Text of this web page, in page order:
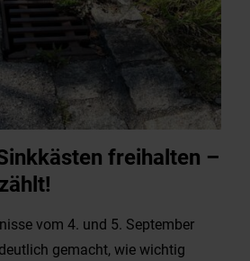
freihalten –
vom 4. und 5. September
gemacht, wie wichtig